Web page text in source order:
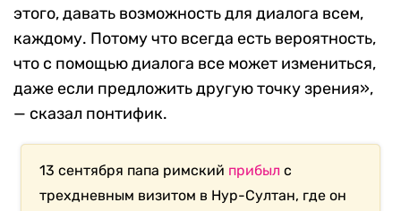
этого, давать возможность для диалога всем,
каждому. Потому что всегда есть вероятность,
что с помощью диалога все может измениться,
даже если предложить другую точку зрения»,
— сказал понтифик.
13 сентября папа римский прибыл с
трехдневным визитом в Нур-Султан, где он